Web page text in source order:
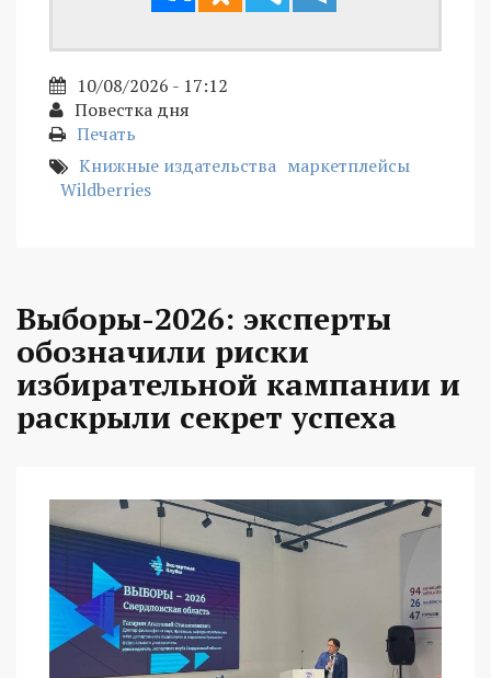
10/08/2026 - 17:12
Повестка дня
Печать
Книжные издательства маркетплейсы
Wildberries
Выборы-2026: эксперты
обозначили риски
избирательной кампании и
раскрыли секрет успеха